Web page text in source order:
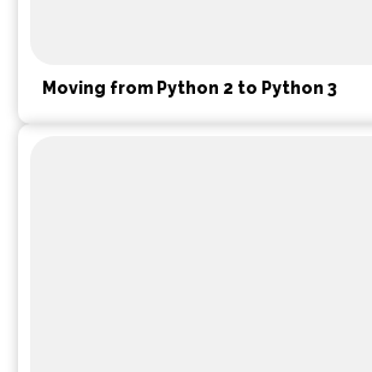
Moving from Python 2 to Python 3